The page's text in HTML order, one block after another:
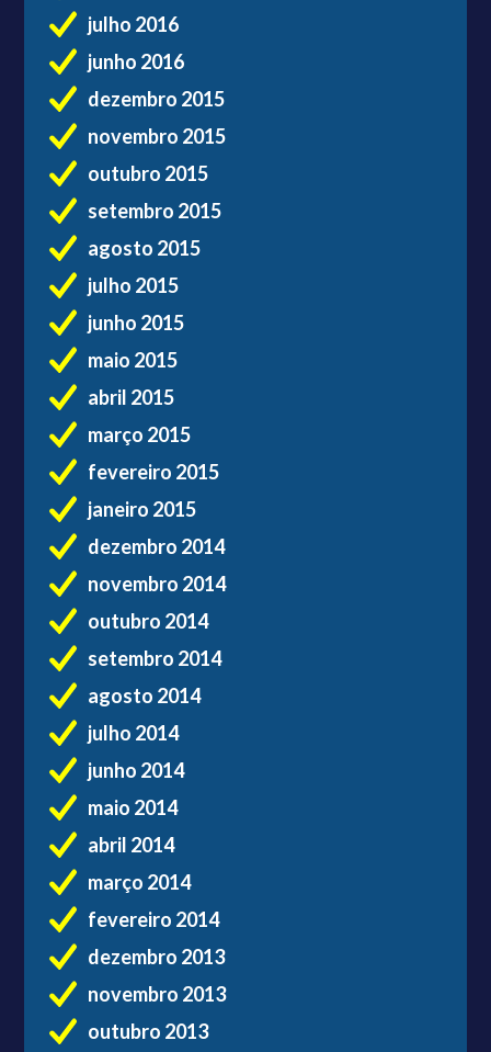
julho 2016
junho 2016
dezembro 2015
novembro 2015
outubro 2015
setembro 2015
agosto 2015
julho 2015
junho 2015
maio 2015
abril 2015
março 2015
fevereiro 2015
janeiro 2015
dezembro 2014
novembro 2014
outubro 2014
setembro 2014
agosto 2014
julho 2014
junho 2014
maio 2014
abril 2014
março 2014
fevereiro 2014
dezembro 2013
novembro 2013
outubro 2013